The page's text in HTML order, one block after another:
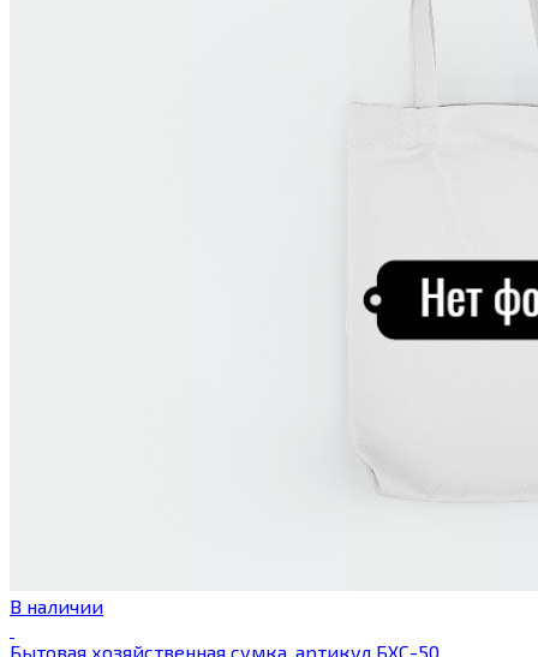
В наличии
Бытовая хозяйственная сумка, артикул БХС-50